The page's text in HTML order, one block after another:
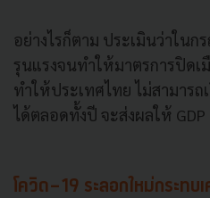
อย่างไรก็ตาม ประเมินว่าใน
รุนแรงจนทำให้มาตรการปิด
ทำให้ประเทศไทย ไม่สามาร
ได้ตลอดทั้งปี จะส่งผลให้
โควิด-19 ระลอกใหม่กระทบ